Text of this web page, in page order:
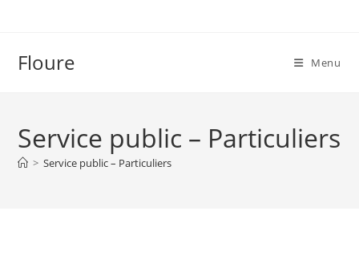
Floure Menu
Service public – Particuliers
> Service public – Particuliers